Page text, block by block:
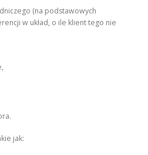
(na podstawowych
w układ, o ile klient tego nie
jak: